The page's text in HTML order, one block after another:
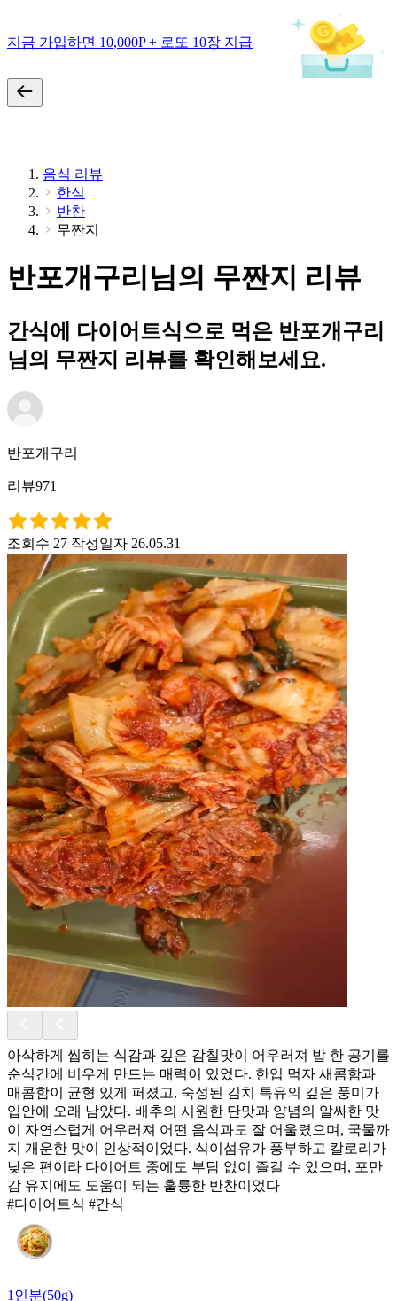
지금 가입하면 10,000P + 로또 10장 지급
음식 리뷰
한식
반찬
무짠지
반포개구리님의 무짠지 리뷰
간식에 다이어트식으로 먹은 반포개구리
님의 무짠지 리뷰를 확인해보세요.
반포개구리
리뷰971
조회수 27 작성일자 26.05.31
아삭하게 씹히는 식감과 깊은 감칠맛이 어우러져 밥 한 공기를
순식간에 비우게 만드는 매력이 있었다. 한입 먹자 새콤함과
매콤함이 균형 있게 퍼졌고, 숙성된 김치 특유의 깊은 풍미가
입안에 오래 남았다. 배추의 시원한 단맛과 양념의 알싸한 맛
이 자연스럽게 어우러져 어떤 음식과도 잘 어울렸으며, 국물까
지 개운한 맛이 인상적이었다. 식이섬유가 풍부하고 칼로리가
낮은 편이라 다이어트 중에도 부담 없이 즐길 수 있으며, 포만
감 유지에도 도움이 되는 훌륭한 반찬이었다
#다이어트식 #간식
1인분(50g)